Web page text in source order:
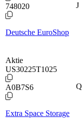
748020
Deutsche EuroShop
J
Aktie
US30225T1025
A0B7S6
Extra Space Storage
Q